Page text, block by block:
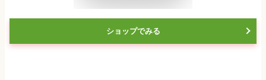
ショップでみる